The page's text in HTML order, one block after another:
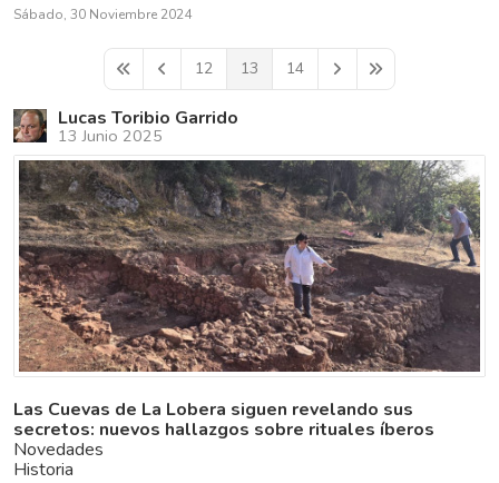
Sábado, 30 Noviembre 2024
First PagePrevious Page
12 13 14 Next PageLast Page
Lucas Toribio Garrido
13 Junio 2025
Las Cuevas de La Lobera siguen revelando sus
secretos: nuevos hallazgos sobre rituales íberos
Novedades
Historia